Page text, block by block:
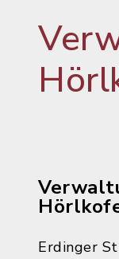
Erdinger